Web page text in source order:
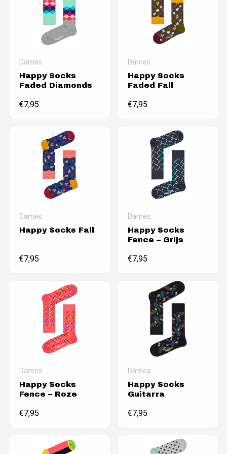
Dames
Happy Socks
Faded Diamonds
€7,95
Dames
Happy Socks
Faded Fall
€7,95
Dames
Happy Socks Fall
€7,95
Dames
Happy Socks
Fence – Grijs
€7,95
Dames
Happy Socks
Fence – Roze
€7,95
Dames
Happy Socks
Guitarra
€7,95